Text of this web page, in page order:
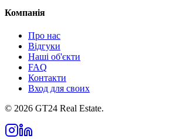
Компанія
Про нас
Відгуки
Наші об'єкти
FAQ
Контакти
Вход для своих
© 2026 GT24 Real Estate.